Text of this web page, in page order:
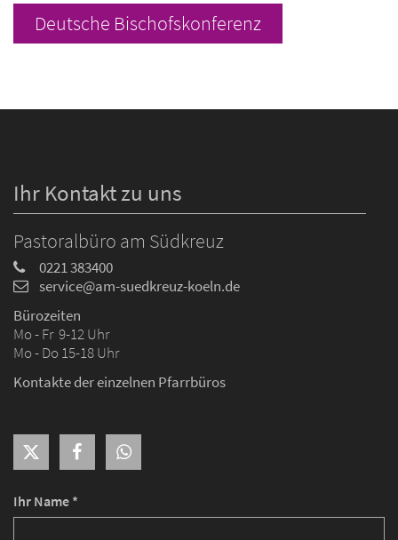
Deutsche Bischofskonferenz
Ihr Name *
Ihr Kontakt zu uns
Pastoralbüro am Südkreuz
0221 383400
service@am-suedkreuz-koeln.de
Bürozeiten
Mo - Fr 9-12 Uhr
Mo - Do 15-18 Uhr
Kontakte der einzelnen Pfarrbüros